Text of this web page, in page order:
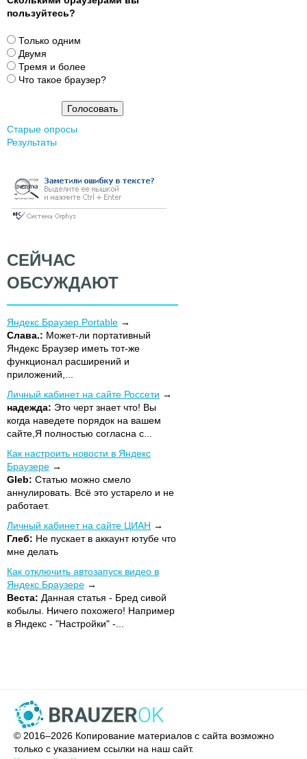
пользуйтесь?
В
а
р
и
ы
Только одним
Двумя
Тремя и более
Что такое браузер?
Старые опросы
Результаты
СЕЙЧАС
ОБСУЖДАЮТ
Яндекс Браузер Portable
Слава.: Может-ли портативный
Яндекс Браузер иметь тот-же
функционал расширений и
приложений,...
Личный кабинет на сайте Россети
надежда: Это черт знает что! Вы
когда наведете порядок на вашем
сайте,Я полностью согласна с...
Как настроить новости в Яндекс
Браузере
Gleb: Статью можно смело
аннулировать. Всё это устарело и не
работает.
Личный кабинет на сайте ЦИАН
Глеб: Не пускает в аккаунт ютубе что
мне делать
Как отключить автозапуск видео в
Яндекс Браузере
Веста: Данная статья - Бред сивой
кобылы. Ничего похожего! Например
в Яндекс - "Настройки" -...
© 2016–2026 Копирование материалов с сайта возможно
только с указанием ссылки на наш сайт.